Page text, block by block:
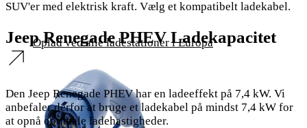
Oplad ved alle ladestationer i Europa
SUV'er med elektrisk kraft. Vælg et kompatibelt ladekabel.
Jeep Renegade PHEV Ladekapacitet
Den Jeep Renegade PHEV har en ladeeffekt på 7,4 kW. Vi
anbefaler derfor at bruge et ladekabel på mindst 7,4 kW for
at opnå optimale ladehastigheder.